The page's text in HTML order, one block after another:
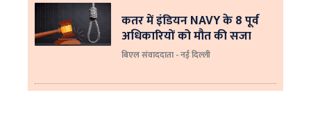
कतर में इंडियन NAVY के 8 पूर्व
अधिकारियों को मौत की सजा
बिएल संवाददाता - नई दिल्ली